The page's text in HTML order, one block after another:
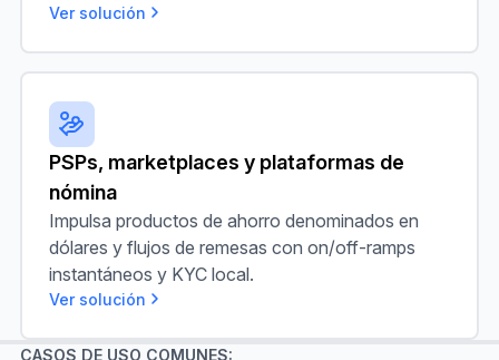
Ver solución
PSPs, marketplaces y plataformas de
nómina
Impulsa productos de ahorro denominados en
dólares y flujos de remesas con on/off-ramps
instantáneos y KYC local.
Ver solución
PSPs, marketplaces y plataformas de nómina
CASOS DE USO COMUNES: